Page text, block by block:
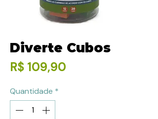
Diverte Cubos
R$ 109,90
Quantidade *